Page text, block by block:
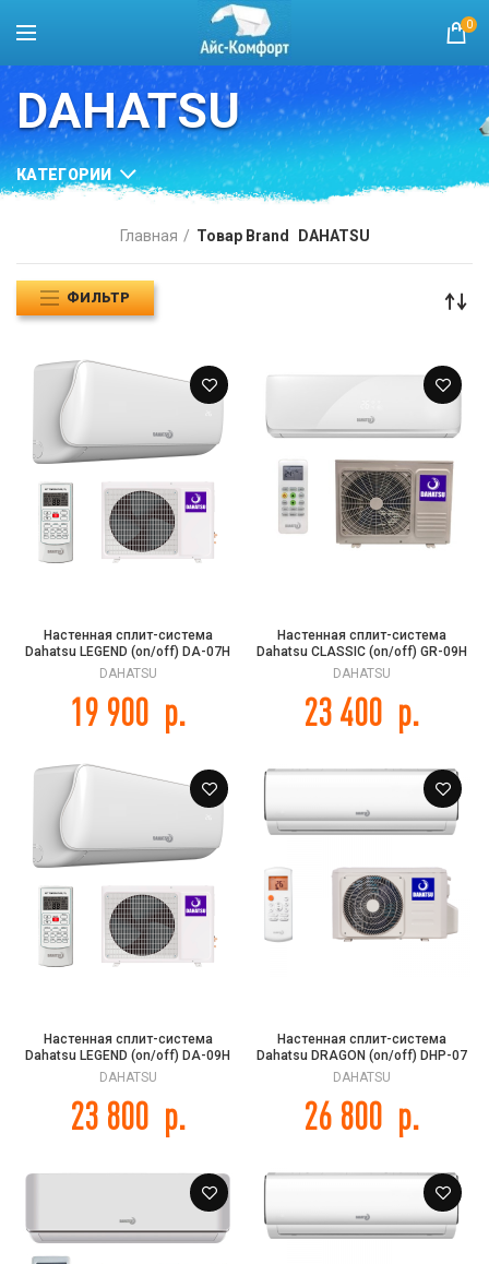
0
DAHATSU
КАТЕГОРИИ
Главная Товар Brand DAHATSU
ФИЛЬТР
Настенная сплит-система
Dahatsu LEGEND (on/off) DA-07H
DAHATSU
19 900 р.
Настенная сплит-система
Dahatsu CLASSIC (on/off) GR-09H
DAHATSU
23 400 р.
Настенная сплит-система
Dahatsu LEGEND (on/off) DA-09H
DAHATSU
23 800 р.
Настенная сплит-система
Dahatsu DRAGON (on/off) DHP-07
DAHATSU
26 800 р.